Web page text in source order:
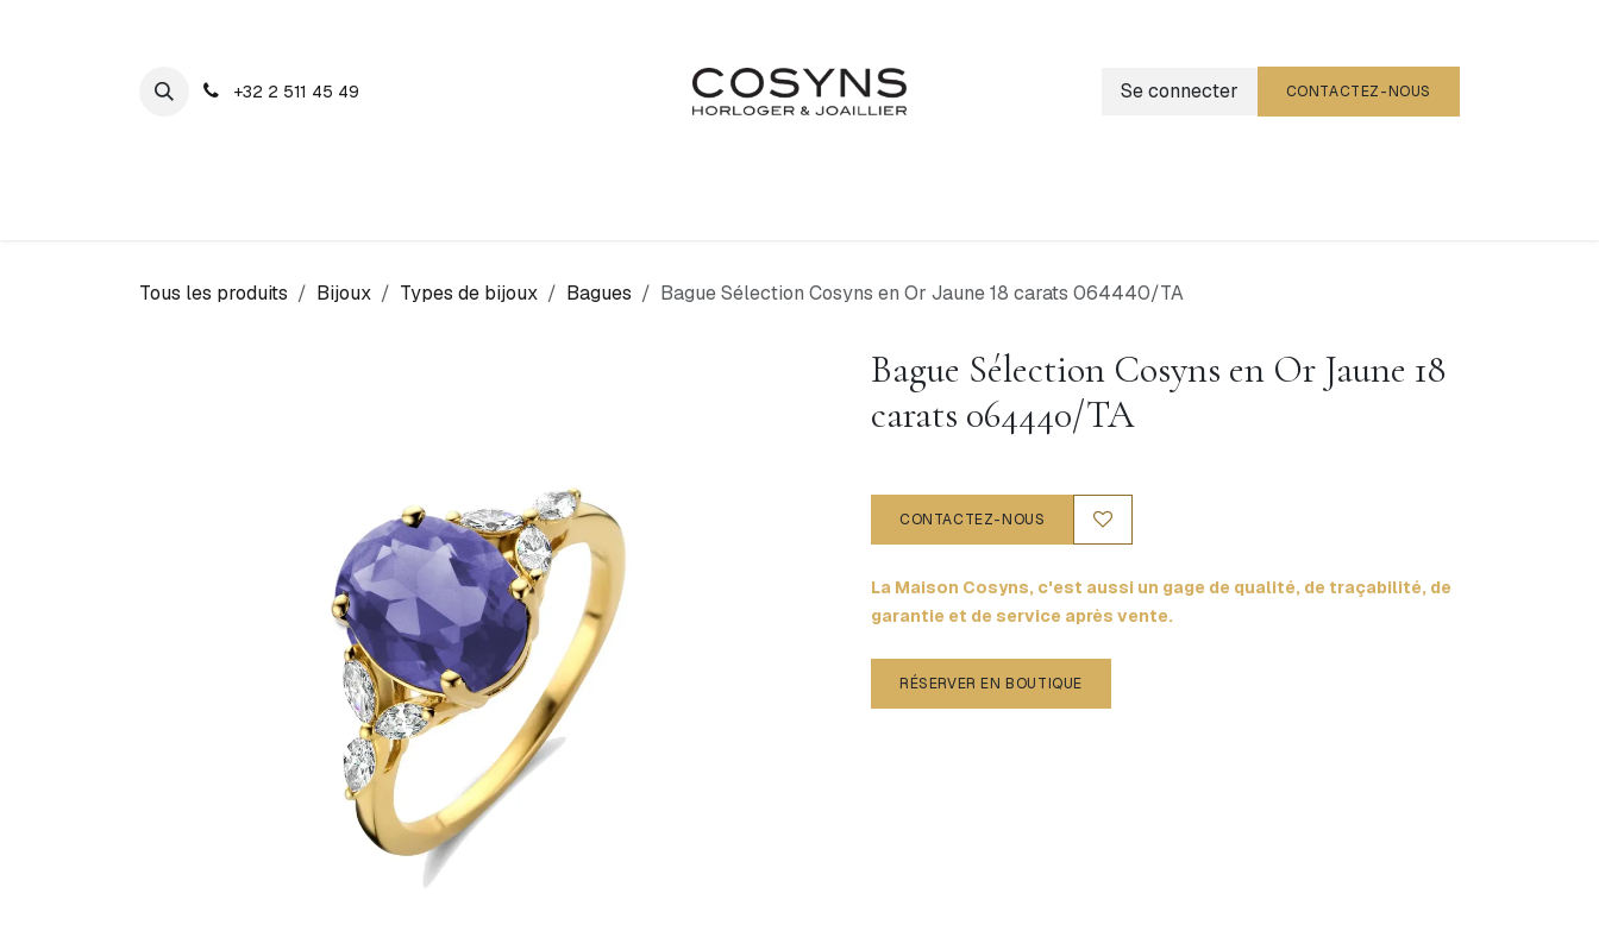
+32 2 511 45 49 Se connecter CONTACTEZ-NOUS
Tous les produits Bijoux Types de bijoux Bagues Bague Sélection Cosyns en Or Jaune 18 carats 064440/TA
Bague Sélection Cosyns en Or Jaune 18
carats 064440/TA
CONTACTEZ-NOUS
La Maison Cosyns, c'est aussi un gage de qualité, de traçabilité, de
garantie et de service après vente.
RÉSERVER EN BOUTIQUE